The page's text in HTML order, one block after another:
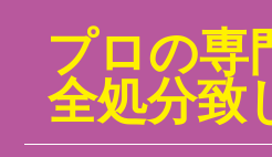
プロの専
全処分致